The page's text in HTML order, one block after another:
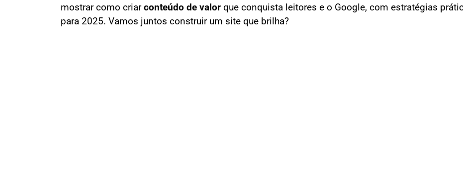
mostrar como criarconteúdo de valor que conquista leitores e o Google, com estratégias
para 2025. Vamos juntos construir um site que brilha?